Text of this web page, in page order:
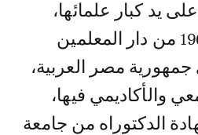
يد كبار علمائها،
ليتخرج في العام 1960 من دار المعلمين
جمهورية مصر العربية،
والأكاديمي فيها،
الدكتوراه من جامعة